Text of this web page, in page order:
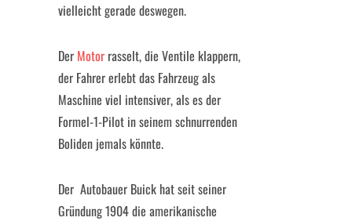
vielleicht gerade deswegen.
Der Motor rasselt, die Ventile klappern,
der Fahrer erlebt das Fahrzeug als
Maschine viel intensiver, als es der
Formel-1-Pilot in seinem schnurrenden
Boliden jemals könnte.
Der Autobauer Buick hat seit seiner
Gründung 1904 die amerikanische